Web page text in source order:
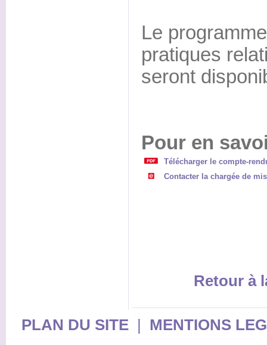
Le
pratiques
seront
Pour en
Télécharger le compte-
Contacter la chargée de
Retour à
PLAN DU SITE| MENTIONS